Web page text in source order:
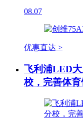
08.07
优惠直达 >
飞利浦LED
校，完善体